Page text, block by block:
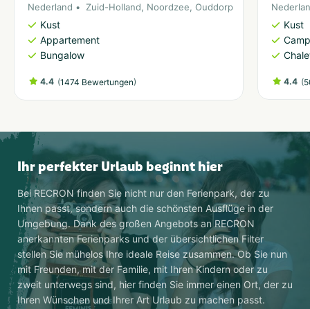
Nederland Zuid-Holland, Noordzee, Ouddorp
Kust
Appartement
Bungalow
4.4 (1474 Bewertungen)
Kust
4.4 (
Ihr perfekter Urlaub beginnt hier
Bei RECRON finden Sie nicht nur den Ferienpark, der zu
Ihnen passt, sondern auch die schönsten Ausflüge in der
Umgebung. Dank des großen Angebots an RECRON
anerkannten Ferienparks und der übersichtlichen Filter
stellen Sie mühelos Ihre ideale Reise zusammen. Ob Sie nun
mit Freunden, mit der Familie, mit Ihren Kindern oder zu
zweit unterwegs sind, hier finden Sie immer einen Ort, der zu
Ihren Wünschen und Ihrer Art Urlaub zu machen passt.